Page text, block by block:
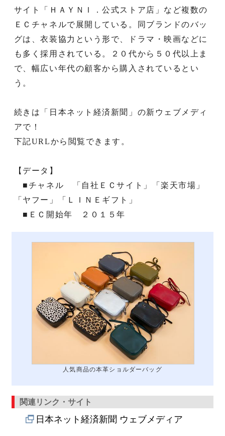
サイト「ＨＡＹＮＩ．公式ストア店」など複数の
ＥＣチャネルで展開している。同ブランドのバッ
グは、衣装協力という形で、ドラマ・映画などに
も多く採用されている。２０代から５０代以上ま
で、幅広い年代の顧客から購入されているとい
う。
続きは「日本ネット経済新聞」の新ウェブメディ
アで！
下記URLから閲覧できます。
【データ】
■チャネル 「自社ＥＣサイト」「楽天市場」
「ヤフー」「ＬＩＮＥギフト」
■ＥＣ開始年 ２０１５年
人気商品の本革ショルダーバッグ
関連リンク・サイト
日本ネット経済新聞 ウェブメディア